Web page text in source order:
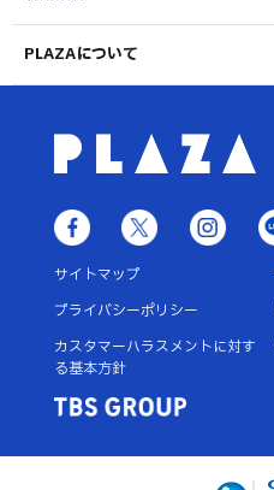
PLAZAについて
サイトマップ
プライバシーポリシー
カスタマーハラスメントに対す
る基本方針